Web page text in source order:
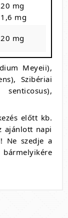
20 mg
1,6 mg
20 mg
Meyeii),
Szibériai
előtt kb.
ajánlott napi
Ne szedje a